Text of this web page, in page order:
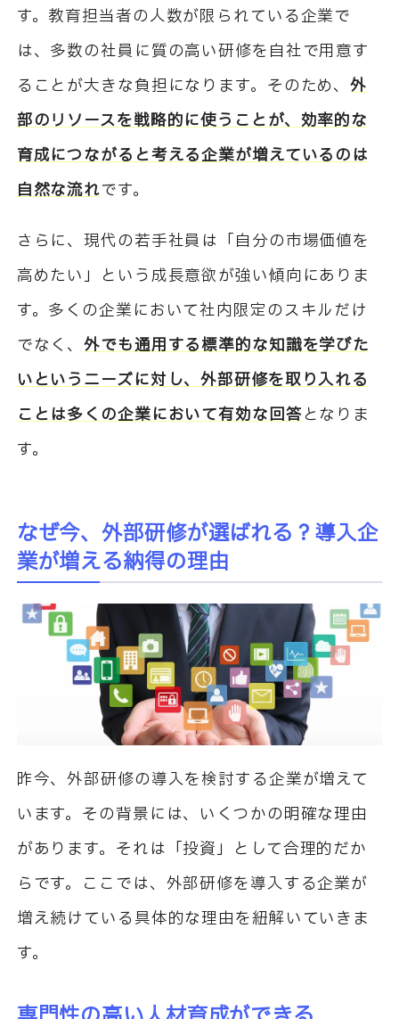
す。教育担当者の人数が限られている企業で
は、多数の社員に質の高い研修を自社で用意す
ることが大きな負担になります。そのため、外
部のリソースを戦略的に使うことが、効率的な
育成につながると考える企業が増えているのは
自然な流れです。
さらに、現代の若手社員は「自分の市場価値を
高めたい」という成長意欲が強い傾向にありま
す。多くの企業において社内限定のスキルだけ
でなく、外でも通用する標準的な知識を学びた
いというニーズに対し、外部研修を取り入れる
ことは多くの企業において有効な回答となりま
す。
なぜ今、外部研修が選ばれる？導入企
業が増える納得の理由
昨今、外部研修の導入を検討する企業が増えて
います。その背景には、いくつかの明確な理由
があります。それは「投資」として合理的だか
らです。ここでは、外部研修を導入する企業が
増え続けている具体的な理由を紐解いていきま
す。